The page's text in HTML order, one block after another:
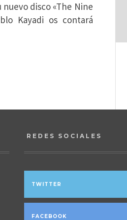
disco «The Nine
Kayadi os contará
REDES SOCIALES
TWITTER
FACEBOOK